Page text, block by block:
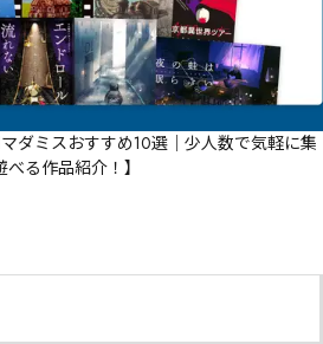
ダミスおすすめ10選｜少人数で気軽に集
る作品紹介！】